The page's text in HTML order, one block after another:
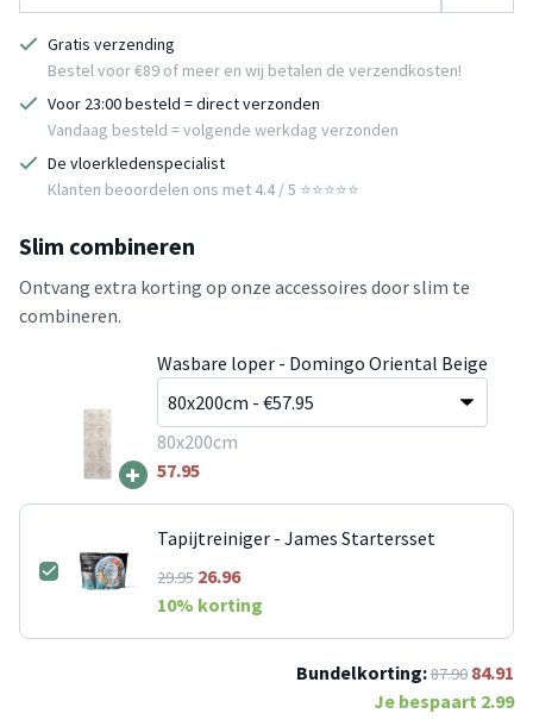
Gratis verzending
Bestel voor €89 of meer en wij betalen de verzendkosten!
Voor 23:00 besteld = direct verzonden
Vandaag besteld = volgende werkdag verzonden
De vloerkledenspecialist
Klanten beoordelen ons met 4.4 / 5 ⭐⭐⭐⭐⭐
Slim combineren
Ontvang extra korting op onze accessoires door slim te
combineren.
+
Wasbare loper - Domingo Oriental Beige
80x200cm
57.95
Tapijtreiniger - James Startersset
29.9526.96
10% korting
Bundelkorting:87.90 84.91
Je bespaart 2.99